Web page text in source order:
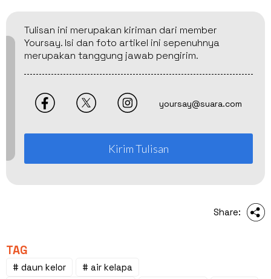
Tulisan ini merupakan kiriman dari member
Yoursay. Isi dan foto artikel ini sepenuhnya
merupakan tanggung jawab pengirim.
yoursay@suara.com
Kirim Tulisan
Share:
TAG
# daun kelor
# air kelapa